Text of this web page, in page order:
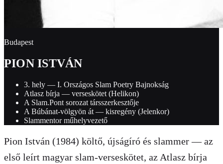
Budapest
PION ISTVÁN
3. hely — I. Országos Slam Poetry Bajnokság
Atlasz bírja — verseskötet (Helikon)
A Slam.Pont sorozat társszerkesztője
A Búbánat-völgyön át — kisregény (Jelenkor)
Slammentor műhelyvezető
Pion István (1984) költő, újságíró és slammer — az
első leírt magyar slam-verseskötet, az Atlasz bírja